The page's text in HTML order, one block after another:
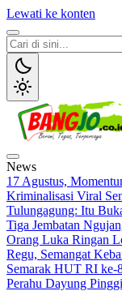
Lewati ke konten
Bangjo.co.id
Berani, Tegas,
News
17 Agustus,
Kriminalisasi Viral
Tulungagung: Itu
Tiga Jembatan
Orang Luka Ringan
Regu, Semangat
Semarak HUT RI ke-
Perahu Dayung